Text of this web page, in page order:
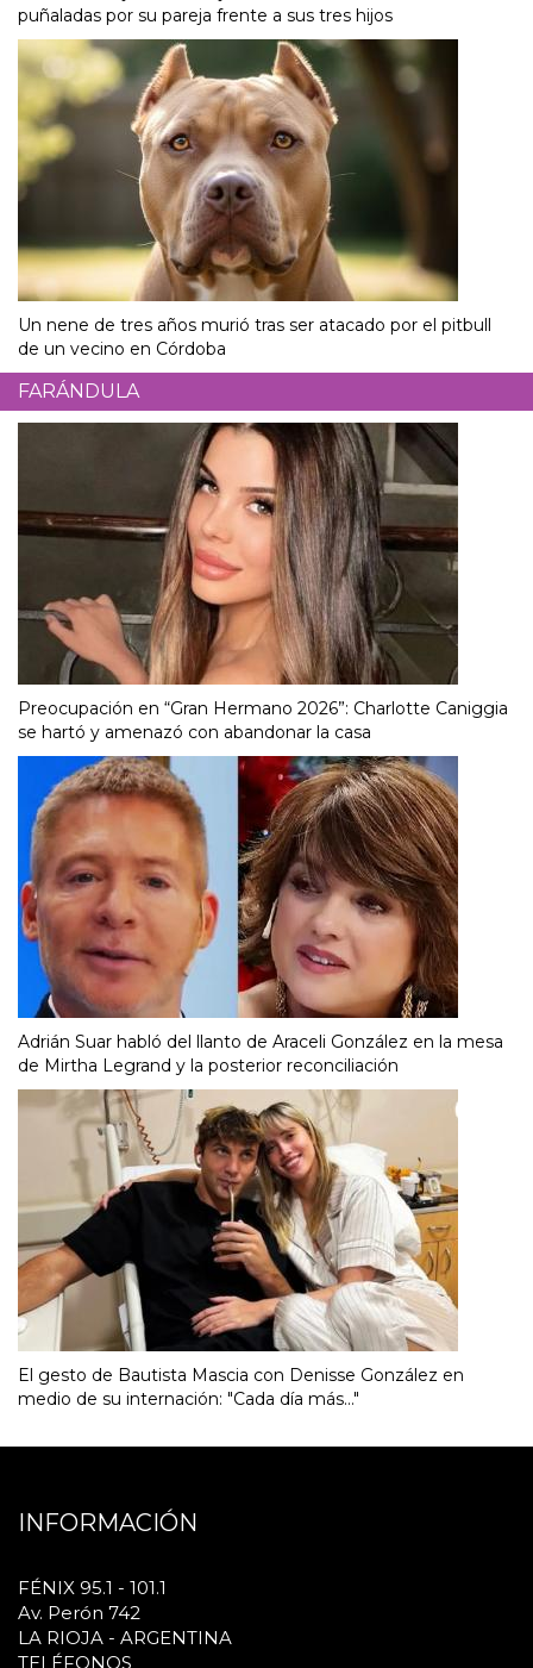
puñaladas por su pareja frente a sus tres hijos
Un nene de tres años murió tras ser atacado por el pitbull
de un vecino en Córdoba
FARÁNDULA
Preocupación en “Gran Hermano 2026”: Charlotte Caniggia
se hartó y amenazó con abandonar la casa
Adrián Suar habló del llanto de Araceli González en la mesa
de Mirtha Legrand y la posterior reconciliación
El gesto de Bautista Mascia con Denisse González en
medio de su internación: "Cada día más..."
INFORMACIÓN
FÉNIX 95.1 - 101.1
Av. Perón 742
LA RIOJA - ARGENTINA
TELÉFONOS